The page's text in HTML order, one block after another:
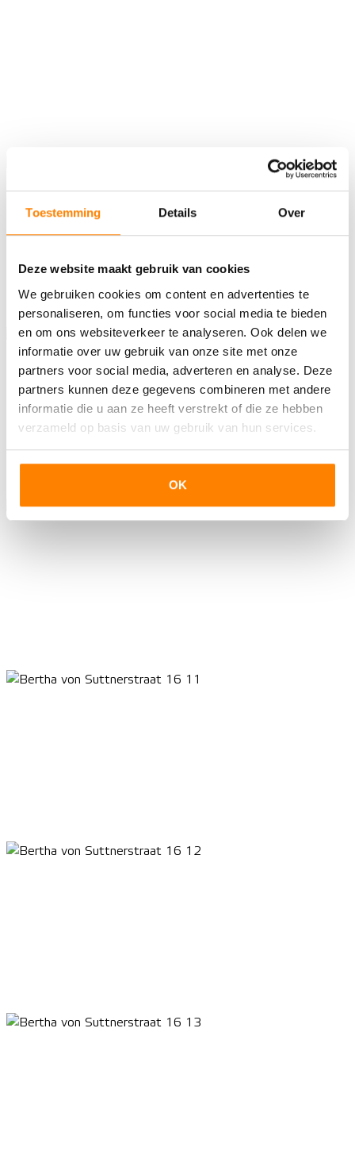
Toestemming Details Over
Deze website maakt gebruik van cookies
We gebruiken cookies om content en advertenties te
personaliseren, om functies voor social media te bieden
en om ons websiteverkeer te analyseren. Ook delen we
informatie over uw gebruik van onze site met onze
partners voor social media, adverteren en analyse. Deze
partners kunnen deze gegevens combineren met andere
informatie die u aan ze heeft verstrekt of die ze hebben
verzameld op basis van uw gebruik van hun services.
OK